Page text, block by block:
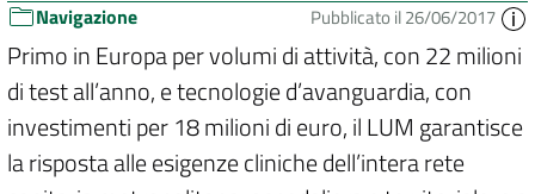
Navigazione Pubblicato il 26/06/2017
Primo in Europa per volumi di attività, con 22 milioni
di test all’anno, e tecnologie d’avanguardia, con
investimenti per 18 milioni di euro, il LUM garantisce
la risposta alle esigenze cliniche dell’intera rete